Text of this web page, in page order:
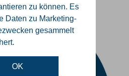
zu können. Es
Daten zu Marketing-
gesammelt
OK